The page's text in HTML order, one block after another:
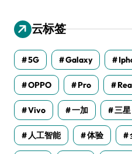
云标签
5G Galaxy
OPPO Pro
Vivo 一加 三星
人工智能 体验